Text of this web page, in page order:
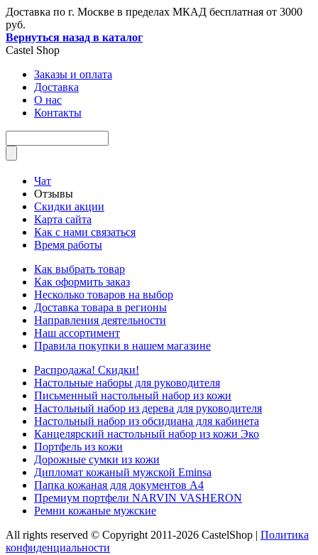
Доставка по г. Москве в пределах МКАД бесплатная от 3000
руб.
Вернуться назад в каталог
Castel Shop
Заказы и оплата
Доставка
О нас
Контакты
Чат
Отзывы
Скидки акции
Карта сайта
Как с нами связаться
Время работы
Как выбрать товар
Как оформить заказ
Несколько товаров на выбор
Доставка товара в регионы
Направления деятельности
Наш ассортимент
Правила покупки в нашем магазине
Распродажа! Скидки!
Настольные наборы для руководителя
Письменный настольный набор из кожи
Настольный набор из дерева для руководителя
Настольный набор из обсидиана для кабинета
Канцелярский настольный набор из кожи Эко
Портфель из кожи
Дорожные сумки из кожи
Дипломат кожаный мужской Eminsa
Папка кожаная для документов А4
Премиум портфели NARVIN VASHERON
Ремни кожаные мужские
All rights reserved © Copyright 2011-2026 CastelShop | Политика
конфиденциальности